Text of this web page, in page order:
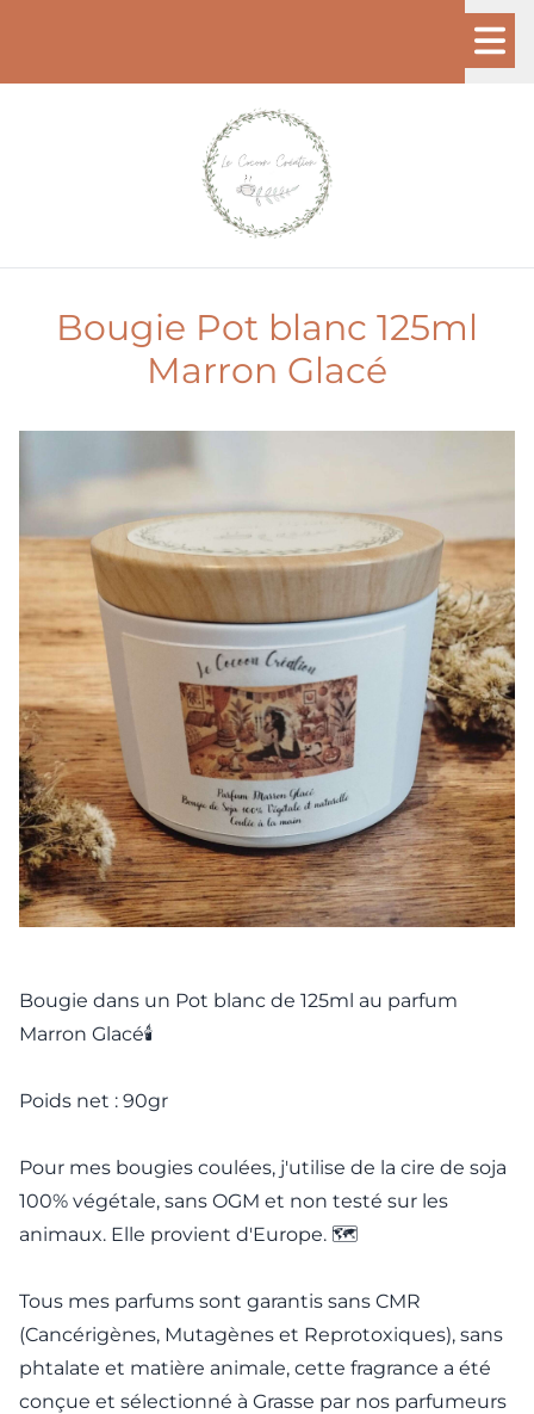
Bougie Pot blanc 125ml
Marron Glacé
Bougie dans un Pot blanc de 125ml au parfum
Marron Glacé🕯️
Poids net : 90gr
Pour mes bougies coulées, j'utilise de la cire de soja
100% végétale, sans OGM et non testé sur les
animaux. Elle provient d'Europe. 🗺️
Tous mes parfums sont garantis sans CMR
(Cancérigènes, Mutagènes et Reprotoxiques), sans
phtalate et matière animale, cette fragrance a été
conçue et sélectionné à Grasse par nos parfumeurs